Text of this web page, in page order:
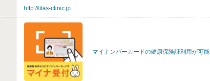
http://lilas-clinic.jp
マイナンバーカードの健康保険証利用が可能